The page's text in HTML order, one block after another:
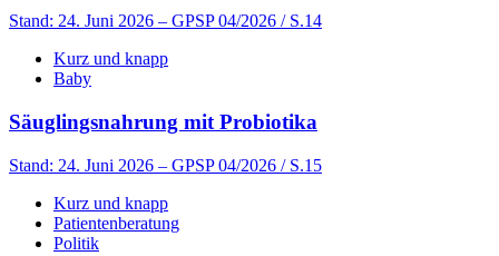
Stand: 24. Juni 2026 – GPSP 04/2026 / S.14
Kurz und knapp
Baby
Säuglingsnahrung mit Probiotika
Stand: 24. Juni 2026 – GPSP 04/2026 / S.15
Kurz und knapp
Patientenberatung
Politik